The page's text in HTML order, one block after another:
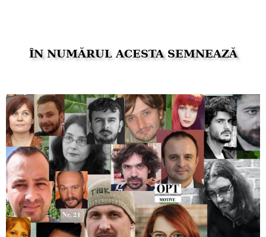
ÎN NUMĂRUL ACESTA SEMNEAZĂ